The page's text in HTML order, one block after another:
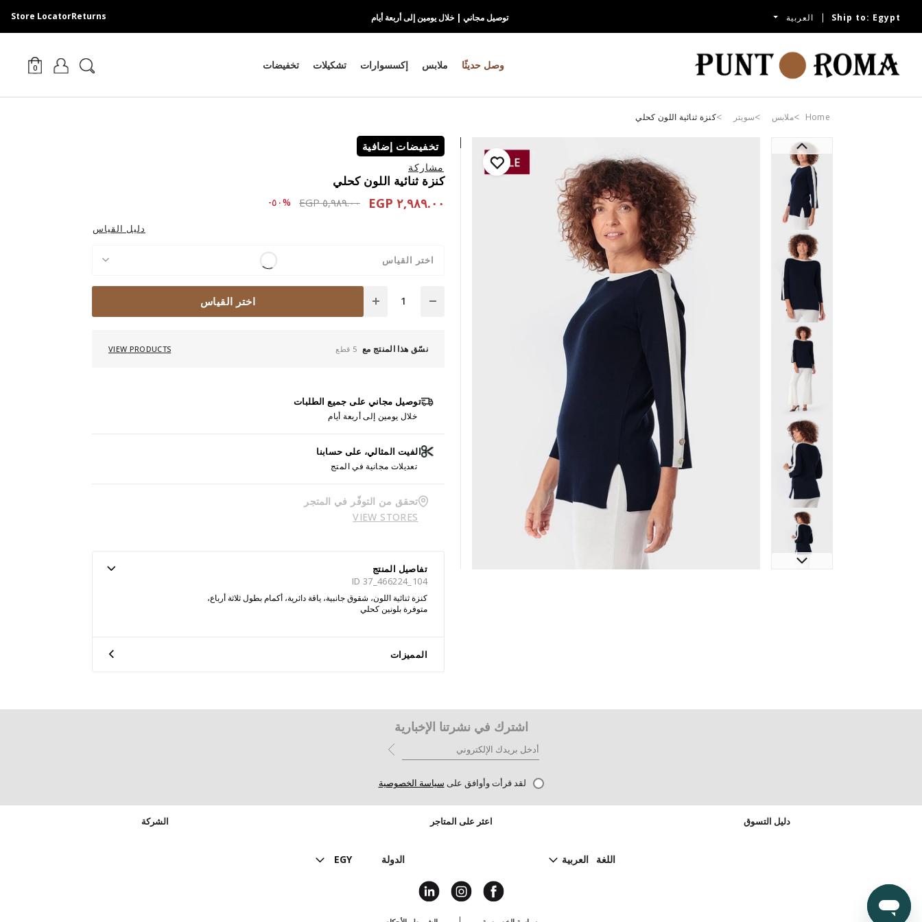
Ship to: Egypt العربية توصيل مجاني | خلال يومين إلى أربعة أيام Returns
Store Locator
وصل حديثًا ملابس إكسسوارات تشكيلات تخفيضات 0
Home ملابس سويتر كنزة ثنائية اللون كحلي
تخفيضات إضافية
مشاركة
كنزة ثنائية اللون كحلي
٢,٩٨٩.٠٠ EGP Price reduced from
٥,٩٨٩.٠٠ EGP to ٢,٩٨٩.٠٠ EGP%٥٠-
دليل القياس
اختر القياس
اختر القياس
نسّق هذا المنتج مع 5 قطع VIEW PRODUCTS
توصيل مجاني على جميع الطلبات
خلال يومين إلى أربعة أيام
الفيت المثالي، على حسابنا
تعديلات مجانية في المتج
تحقق من التوفّر في المتجر
VIEW STORES
تفاصيل المنتج
ID 37_466224_104
كنزة ثنائية اللون، شقوق جانبية، ياقة دائرية، أكمام بطول ثلاثة أرباع،
متوفرة بلونين كحلي
المميزات
اشترك في نشرتنا الإخبارية
لقد قرأت وأوافق على سياسة الخصوصية
دليل التسوق اعثر على المتاجر الشركة
اللغة العربية الدولة EGY